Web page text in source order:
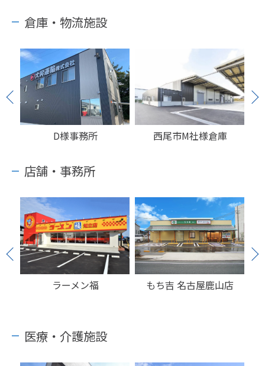
倉庫・物流施設
D様事務所 西尾市M社様倉庫
店舗・事務所
ラーメン福 もち吉 名古屋鹿山店
医療・介護施設